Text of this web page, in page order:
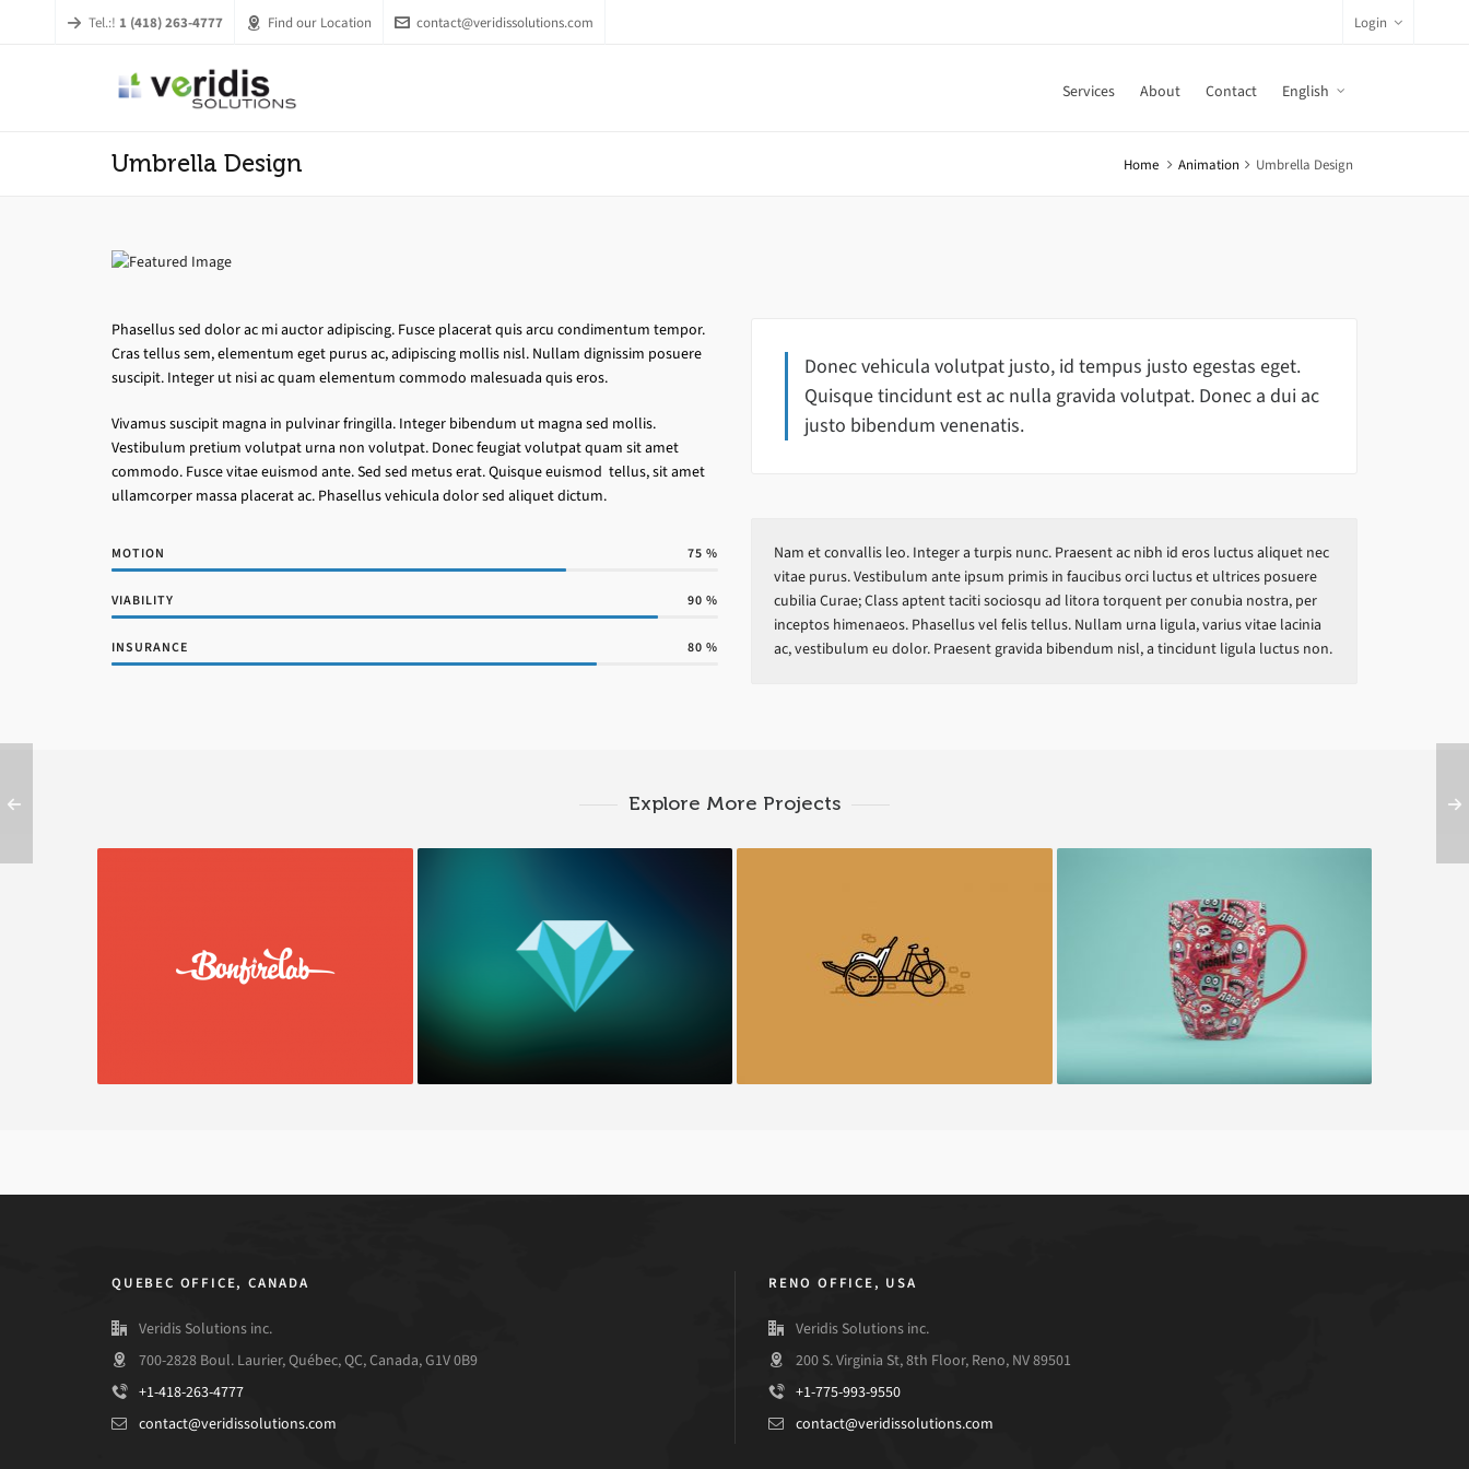
Tel.:! 1 (418) 263-4777 Find our Location contact@veridissolutions.com Login
Services About Contact English
Umbrella Design Home Animation Umbrella Design
Phasellus sed dolor ac mi auctor adipiscing. Fusce placerat quis arcu condimentum tempor.
Cras tellus sem, elementum eget purus ac, adipiscing mollis nisl. Nullam dignissim posuere
suscipit. Integer ut nisi ac quam elementum commodo malesuada quis eros.
Vivamus suscipit magna in pulvinar fringilla. Integer bibendum ut magna sed mollis.
Vestibulum pretium volutpat urna non volutpat. Donec feugiat volutpat quam sit amet
commodo. Fusce vitae euismod ante. Sed sed metus erat. Quisque euismod tellus, sit amet
ullamcorper massa placerat ac. Phasellus vehicula dolor sed aliquet dictum.
MOTION 75 %
VIABILITY 90 %
INSURANCE 80 %
Donec vehicula volutpat justo, id tempus justo egestas eget.
Quisque tincidunt est ac nulla gravida volutpat. Donec a dui ac
justo bibendum venenatis.
Nam et convallis leo. Integer a turpis nunc. Praesent ac nibh id eros luctus aliquet nec
vitae purus. Vestibulum ante ipsum primis in faucibus orci luctus et ultrices posuere
cubilia Curae; Class aptent taciti sociosqu ad litora torquent per conubia nostra, per
inceptos himenaeos. Phasellus vel felis tellus. Nullam urna ligula, varius vitae lacinia
ac, vestibulum eu dolor. Praesent gravida bibendum nisl, a tincidunt ligula luctus non.
Explore More Projects
Bonfire Lab Miamond Retro Bike Happy Cup
QUEBEC OFFICE, CANADA
Veridis Solutions inc.
700-2828 Boul. Laurier, Québec, QC, Canada, G1V 0B9
+1-418-263-4777
contact@veridissolutions.com
RENO OFFICE, USA
Veridis Solutions inc.
200 S. Virginia St, 8th Floor, Reno, NV 89501
+1-775-993-9550
contact@veridissolutions.com